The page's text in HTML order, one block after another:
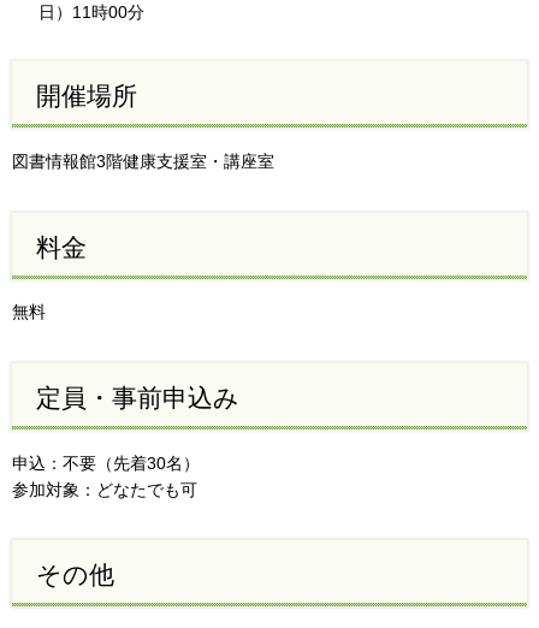
日）11時00分
開催場所
図書情報館3階健康支援室・講座室
料金
無料
定員・事前申込み
申込：不要（先着30名）
参加対象：どなたでも可
その他